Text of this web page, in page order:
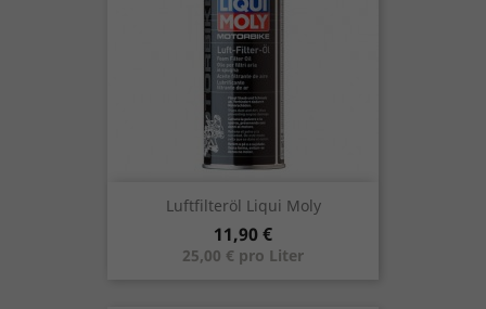
Luftfilteröl Liqui Moly
Preis
11,90 €
25,00 € pro Liter